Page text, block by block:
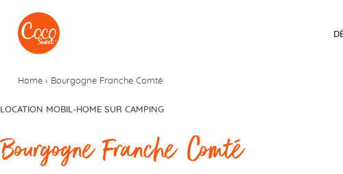
Aller au menu
Aller au contenu
Home › Bourgogne Franche Comté
LOCATION MOBIL-HOME SUR CAMPING
Bourgogne Franche Comté